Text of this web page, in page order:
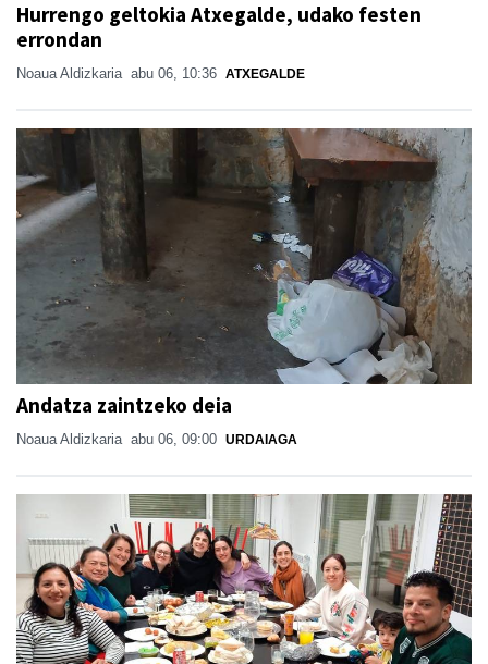
Hurrengo geltokia Atxegalde, udako festen
errondan
Noaua Aldizkaria abu 06, 10:36 ATXEGALDE
Andatza zaintzeko deia
Noaua Aldizkaria abu 06, 09:00 URDAIAGA